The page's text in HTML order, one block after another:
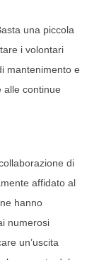
una piccola
i volontari
mantenimento e
alle continue
di
affidato al
hanno
numerosi
un’uscita